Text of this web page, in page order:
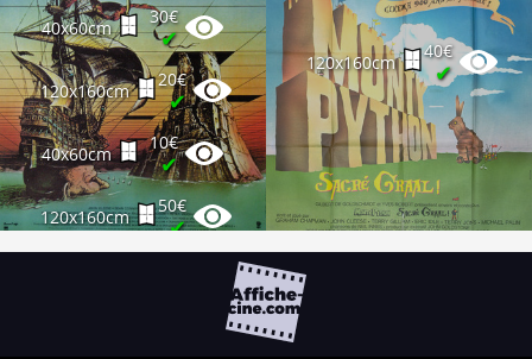
40x60cm
30€
✔
120x160cm
20€
✔
40x60cm
10€
✔
120x160cm
50€
✔
120x160cm
40€
✔